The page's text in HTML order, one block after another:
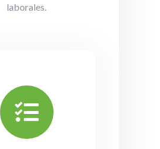
laborales.
